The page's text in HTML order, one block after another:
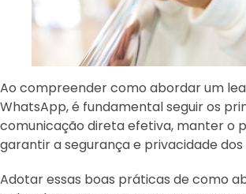
Ao compreender como abordar um
WhatsApp, é fundamental seguir os
comunicação direta efetiva, manter o
garantir a segurança e privacidade
Adotar essas boas práticas de como